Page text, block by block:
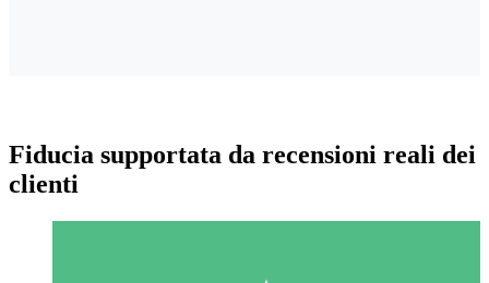
Fiducia supportata da recensioni reali dei
clienti